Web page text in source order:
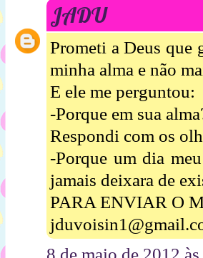
JADU
Prometi a Deus que
minha alma e não
E ele me perguntou:
-Porque em sua
Respondi com os
-Porque um dia
jamais deixara de
PARA ENVIAR O
8 de maio de 2012